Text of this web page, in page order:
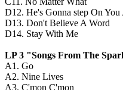
D12. He's Gonna step On You
D13. Don't Believe A Word
D14. Stay With Me
LP 3 "Songs From The
A1. Go
A2. Nine Lives
A3. C'mon C'mon